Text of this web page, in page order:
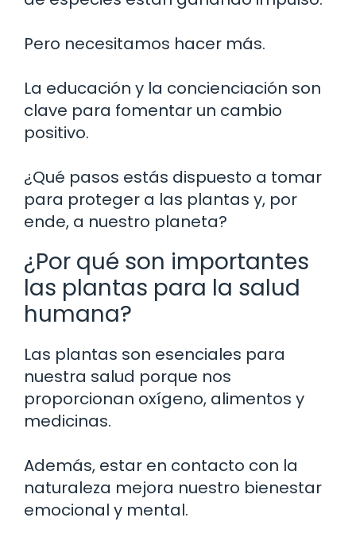
Pero necesitamos hacer más.
La educación y la concienciación son
clave para fomentar un cambio
positivo.
¿Qué pasos estás dispuesto a tomar
para proteger a las plantas y, por
ende, a nuestro planeta?
¿Por qué son importantes
las plantas para la salud
humana?
Las plantas son esenciales para
nuestra salud porque nos
proporcionan oxígeno, alimentos y
medicinas.
Además, estar en contacto con la
naturaleza mejora nuestro bienestar
emocional y mental.